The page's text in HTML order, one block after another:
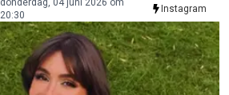
20:30
Instagram